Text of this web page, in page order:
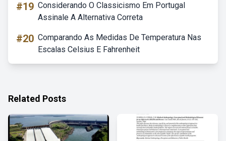
#19 Considerando O Classicismo Em Portugal
Assinale A Alternativa Correta
#20 Comparando As Medidas De Temperatura Nas
Escalas Celsius E Fahrenheit
Related Posts